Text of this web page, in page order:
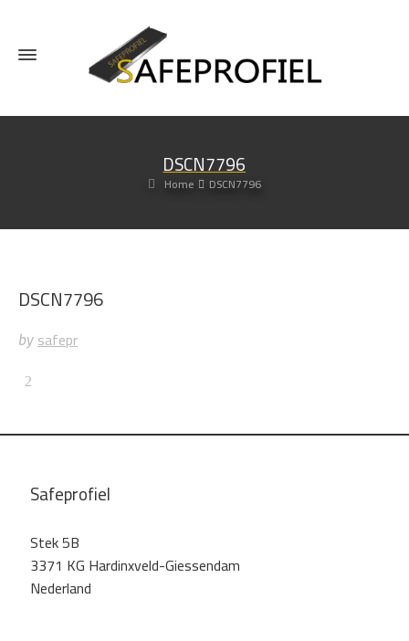
DSCN7796
Home DSCN7796
DSCN7796
by safepr
Safeprofiel
Stek 5B
3371 KG Hardinxveld-Giessendam
Nederland